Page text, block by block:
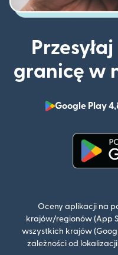
granicę w
Google Play
Oceny aplikacji na
krajów/regionów (App
wszystkich krajów
zależności od